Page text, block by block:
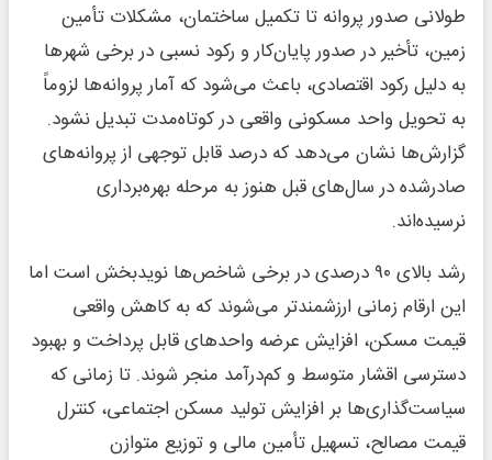
طولانی صدور پروانه تا تکمیل ساختمان، مشکلات تأمین
زمین، تأخیر در صدور پایان‌کار و رکود نسبی در برخی شهرها
به دلیل رکود اقتصادی، باعث می‌شود که آمار پروانه‌ها لزوماً
به تحویل واحد مسکونی واقعی در کوتاه‌مدت تبدیل نشود.
گزارش‌ها نشان می‌دهد که درصد قابل توجهی از پروانه‌های
صادرشده در سال‌های قبل هنوز به مرحله بهره‌برداری
نرسیده‌اند.
رشد بالای ۹۰ درصدی در برخی شاخص‌ها نویدبخش است اما
این ارقام زمانی ارزشمندتر می‌شوند که به کاهش واقعی
قیمت مسکن، افزایش عرضه واحدهای قابل پرداخت و بهبود
دسترسی اقشار متوسط و کم‌درآمد منجر شوند. تا زمانی که
سیاست‌گذاری‌ها بر افزایش تولید مسکن اجتماعی، کنترل
قیمت مصالح، تسهیل تأمین مالی و توزیع متوازن